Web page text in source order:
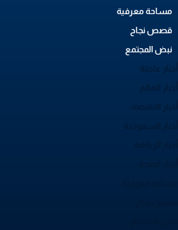
مساحة معرفية
قصص نجاح
نبض المجتمع
عاجلة
العالم
الاقتصاد